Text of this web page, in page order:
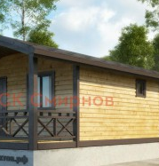
с гостевой комнатой
с беседкой
с двумя входами
с навесом для авто